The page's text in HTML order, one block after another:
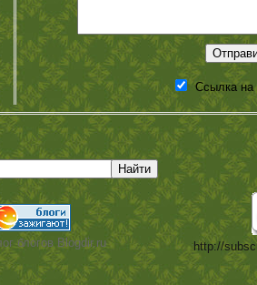
Ссылка
http://